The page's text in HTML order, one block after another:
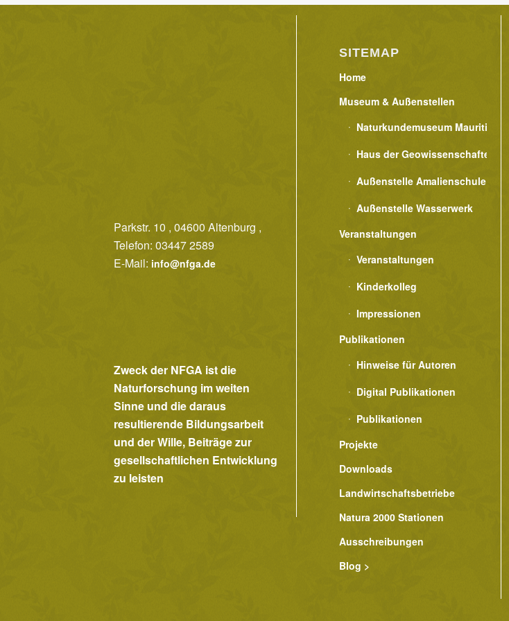
Parkstr. 10 , 04600 Altenburg ,
Telefon: 03447 2589
E-Mail: info@nfga.de
Zweck der NFGA ist die
Naturforschung im weiten
Sinne und die daraus
resultierende Bildungsarbeit
und der Wille, Beiträge zur
gesellschaftlichen Entwicklung
zu leisten
SITEMAP
Home
Museum & Außenstellen
Naturkundemuseum Mauritianum
Haus der Geowissenschaften
Außenstelle Amalienschule
Außenstelle Wasserwerk
Veranstaltungen
Veranstaltungen
Kinderkolleg
Impressionen
Publikationen
Hinweise für Autoren
Digital Publikationen
Publikationen
Projekte
Downloads
Landwirtschaftsbetriebe
Natura 2000 Stationen
Ausschreibungen
Blog >